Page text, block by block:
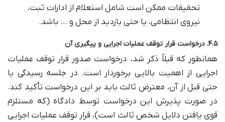
تحقیقات ممکن است شامل استعلام از ادارات ثبت،
نیروی انتظامی، یا حتی بازدید از محل و … باشد.
۴.۵. درخواست قرار توقف عملیات اجرایی و پیگیری آن
همانطور که قبلاً ذکر شد، درخواست صدور قرار توقف عملیات
اجرایی از اهمیت بالایی برخوردار است. در جلسه رسیدگی یا
حتی قبل از آن، معترض ثالث باید بر این درخواست تأکید کند.
در صورت پذیرش این درخواست توسط دادگاه (که مستلزم
قوی یافتن دلایل شخص ثالث است)، قرار توقف عملیات اجرایی